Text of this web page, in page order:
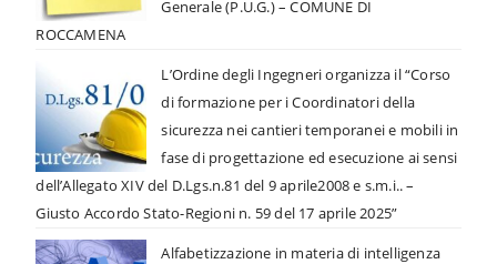
Generale (P.U.G.) – COMUNE DI
ROCCAMENA
L’Ordine degli Ingegneri organizza il “Corso
di formazione per i Coordinatori della
sicurezza nei cantieri temporanei e mobili in
fase di progettazione ed esecuzione ai sensi
dell’Allegato XIV del D.Lgs.n.81 del 9 aprile2008 e s.m.i.. –
Giusto Accordo Stato-Regioni n. 59 del 17 aprile 2025”
Alfabetizzazione in materia di intelligenza